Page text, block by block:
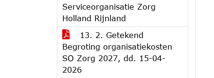
Serviceorganisatie Zorg
Holland Rijnland
13. 2. Getekend
Begroting organisatiekosten
SO Zorg 2027, dd. 15-04-
2026